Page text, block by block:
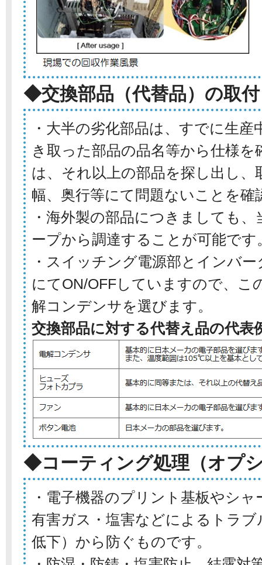
◆交換部品（代替品）の取付
・大半の劣化部品は、すでに生
き取った部品の品名等から仕様を
は、それ以上の部品を探し出し、
幅、奥行等にて問題ないことを確
・海外製の部品につきましても
ープから調達することが可能です
・スイッチング電源部とインバ
にてON/OFFしていますので、こ
解コンデンサを選びます。
交換部品に対する代替え品の代表
◆コーティング処理（オプ
・電子機器のプリント基板やシ
有害ガス・塩害などによるトラブ
低下）から防ぐものです。